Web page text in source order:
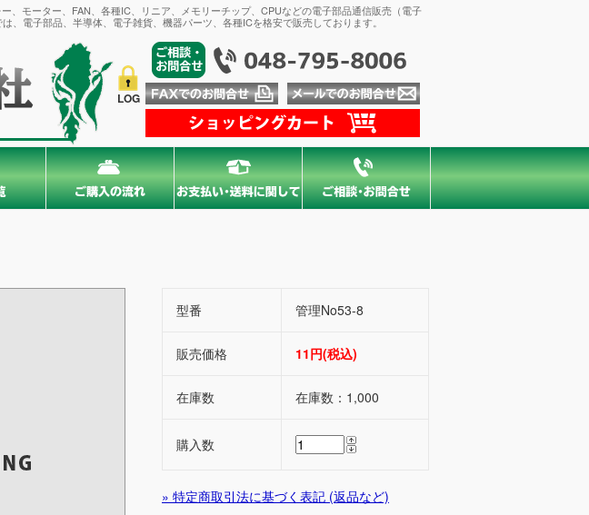
モーター、FAN、各種IC、リニア、メモリーチップ、CPUなどの電子部品通信販売（電子
電子部品、半導体、電子雑貨、機器パーツ、各種ICを格安で販売しております。
LOG
型番 管理No53-8
販売価格 11円(税込)
在庫数 在庫数：1,000
購入数
» 特定商取引法に基づく表記 (返品など)